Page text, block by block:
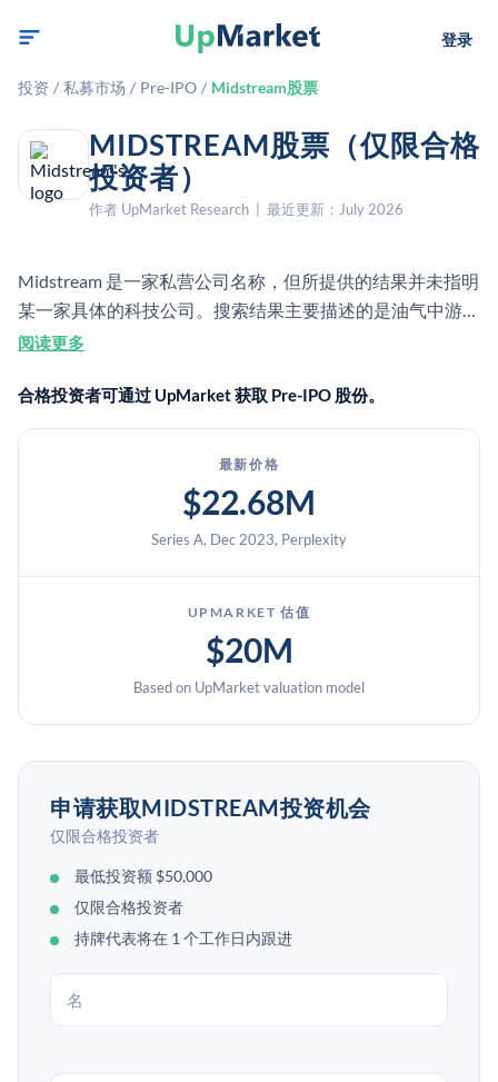
登录
投资 / 私募市场 / Pre-IPO / Midstream股票
MIDSTREAM股票（仅限合格
投资者）
作者 UpMarket Research | 最近更新：July 2026
Midstream 是一家私营公司名称，但所提供的结果并未指明
某一家具体的科技公司。搜索结果主要描述的是油气中游行
业，该行业涵盖上游生产与下游市场之间的收集、处理、储
阅读更多
合格投资者可通过 UpMarket 获取 Pre-IPO 股份。
最新价格
$22.68M
Series A, Dec 2023, Perplexity
UPMARKET 估值
$20M
Based on UpMarket valuation model
申请获取MIDSTREAM投资机会
仅限合格投资者
最低投资额 $50,000
仅限合格投资者
持牌代表将在 1 个工作日内跟进